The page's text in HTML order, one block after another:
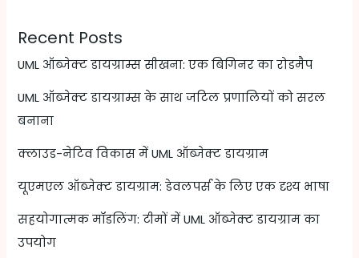
Recent Posts
UML ऑब्जेक्ट डायग्राम्स सीखना: एक बिगिनर का रोडमैप
UML ऑब्जेक्ट डायग्राम्स के साथ जटिल प्रणालियों को सरल
बनाना
क्लाउड-नेटिव विकास में UML ऑब्जेक्ट डायग्राम
यूएमएल ऑब्जेक्ट डायग्राम: डेवलपर्स के लिए एक दृश्य भाषा
सहयोगात्मक मॉडलिंग: टीमों में UML ऑब्जेक्ट डायग्राम का
उपयोग